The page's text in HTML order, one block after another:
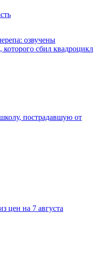
озвучены
которого сбил квадроцикл
пострадавшую от
цен на 7 августа